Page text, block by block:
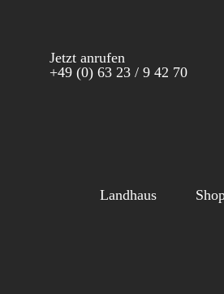
Jetzt anrufen
+49 (0) 63 23 / 9 42 70
Landhaus